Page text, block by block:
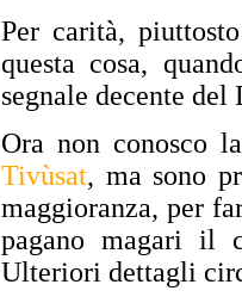
Per carità,
questa cosa,
segnale decente
Ora non conosco
Tivùsat, ma sono
maggioranza, per
pagano magari il
Ulteriori dettagli